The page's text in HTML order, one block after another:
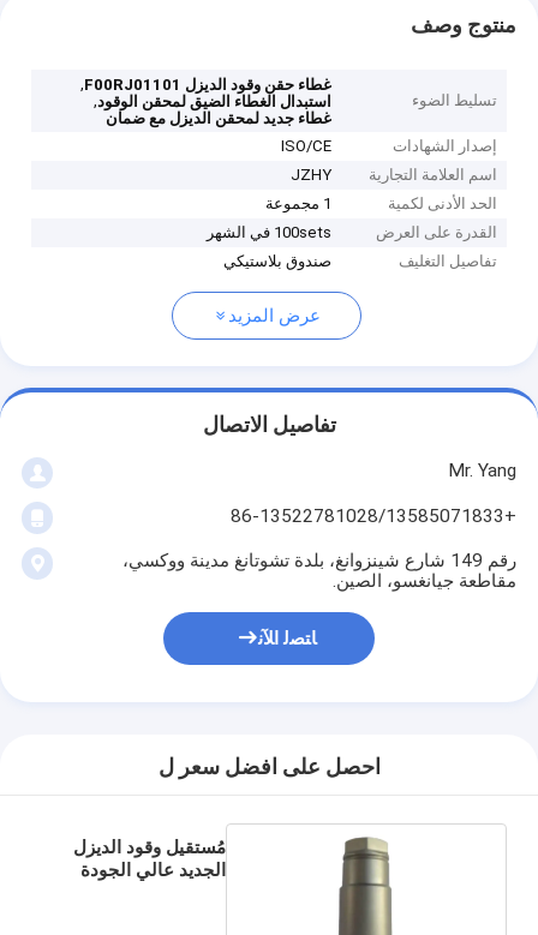
منتوج وصف
تسليط الضوء
غطاء حقن وقود الديزل F00RJ01101
,
استبدال الغطاء الضيق لمحقن الوقود,
غطاء جديد لمحقن الديزل مع ضمان
إصدار الشهادات
ISO/CE
اسم العلامة التجارية
JZHY
الحد الأدنى لكمية
1 مجموعة
القدرة على العرض
100sets في الشهر
تفاصيل التغليف
صندوق بلاستيكي
عرض المزيد
تفاصيل الاتصال
Mr. Yang
+86-13522781028/13585071833
رقم 149 شارع شينزوانغ، بلدة تشوتانغ مدينة ووكسي،
مقاطعة جيانغسو، الصين.
ﺎﺘﺼﻟ ﺍﻶﻧ
احصل على افضل سعر ل
مُستقيل وقود الديزل
الجديد عالي الجودة